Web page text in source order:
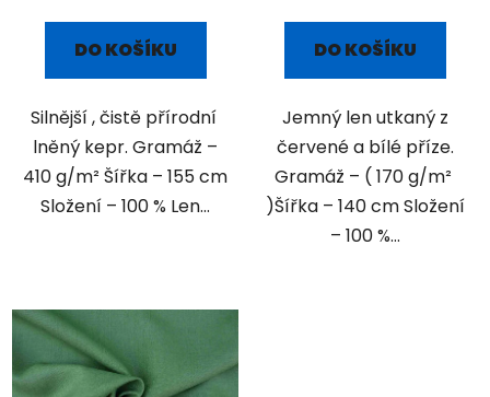
DO KOŠÍKU
Silnější , čistě přírodní
lněný kepr. Gramáž –
410 g/m² Šířka – 155 cm
Složení – 100 % Len...
DO KOŠÍKU
Jemný len utkaný z
červené a bílé příze.
Gramáž – ( 170 g/m²
)Šířka – 140 cm Složení
– 100 %...